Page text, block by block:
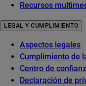
Recursos
LEGAL Y CUMPLIMIENTO
Aspectos legales
Cumplimiento de
Centro de
Declaración de